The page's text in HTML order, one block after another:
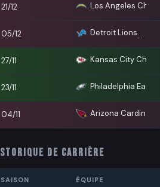
21/12 Los Angeles
05/12 Detroit Lions
27/11 Kansas City Chiefs
23/11 Philadelphia Eagles
04/11 Arizona Cardinals
DE CARRIÈRE
SAISON ÉQUIPE